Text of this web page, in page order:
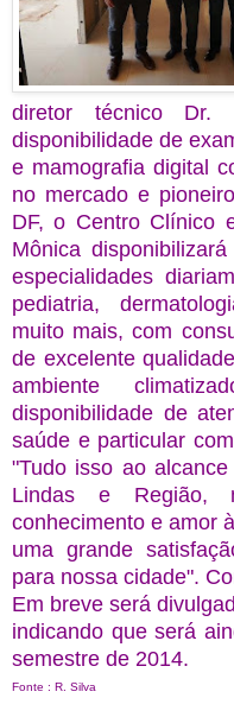
diretor técnico Dr.
disponibilidade de
e mamografia digital
no mercado e
DF, o Centro Clínico
Mônica
especialidades
pediatria,
muito mais, com
de excelente
ambiente
disponibilidade de
saúde e particular
"Tudo isso ao
Lindas e Região,
conhecimento e amor
uma grande
para nossa cidade".
Em breve será
indicando que será
semestre de 2014.
Fonte : R. Silva